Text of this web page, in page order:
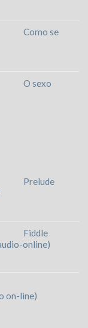
Como se
O sexo
Prelude
Fiddle
online)
on-line)